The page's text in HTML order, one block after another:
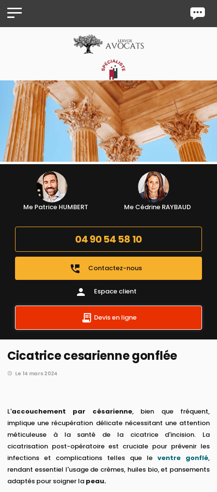
Me Patrice HUMBERT Me Cédrine RAYBAUD
04 90 54 58 10
perm_phone_msg Contactez-nous
person Espace client
Devis en ligne
Cicatrice cesarienne gonflée
Le 14 mars 2024
L'accouchement par césarienne, bien que fréquent,
implique une récupération délicate nécessitant une attention
méticuleuse à la santé de la cicatrice d'incision. La
cicatrisation post-opératoire est cruciale pour prévenir les
infections et complications telles que le ventre gonflé,
rendant essentiel l'usage de crèmes, huiles bio, et pansements
adaptés pour soigner la peau.